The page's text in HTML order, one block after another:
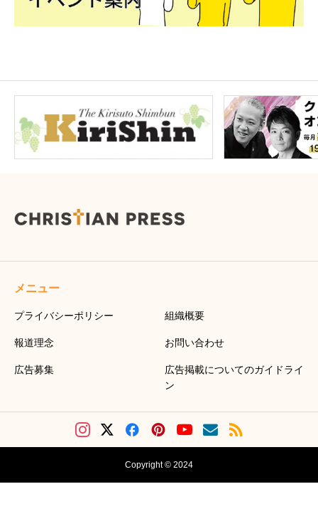
メニュー
プライバシーポリシー 組織概要
報道理念 お問い合わせ
広告募集
広告掲載についてのガイドライ
ン
Copyright © 2024